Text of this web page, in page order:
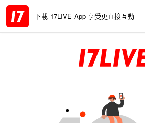
下載 17LIVE App 享受更直接互動